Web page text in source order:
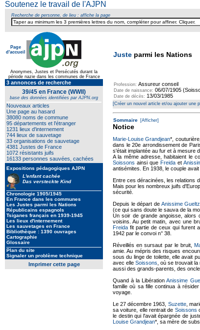
Soutenez le travail de l'AJPN
Recherche de personne, de lieu : affiche la page
Page
d'accueil
Anonymes, Justes et Persécutés durant la
période nazie dans les communes de France
3 annonces de recherche
39/45 en France (WWII)
base des données identifiées par AJPN.org
Nouveaux articles
Une page au hasard
38080 noms de commune
95 départements et l'étranger
1231 lieux d'internement
744 lieux de sauvetage
33 organisations de sauvetage
4381 Justes de France
1072 résistants juifs
16133 personnes sauvées, cachées
Expositions pédagogiques AJPN
L'enfant cachée
Das versteckte Kind
Chronologie 1905/1945
En France dans les communes
Les Justes parmi les Nations
Républicains espagnols
Tsiganes français en 1939-1945
Les lieux d'internement
Les sauvetages en France
Bibliothèque : 1390 ouvrages
Cartographie
Glossaire
Plan du site
Signaler un problème technique
Imprimer cette page
Juste parmi les Nations
Profession: Assureur conseil
Date de naissance: 06/07/1905
Date de décès: 13/03/1985
[Créer un nouvel article et/ou ajouter une
Sommaire [Afficher]
Notice
Marie-Louise Grandjean*,
dans le 20e arrondissement de
s'était implantée au fur et à mesure
A la même adresse, habitaient le
Soissons ainsi que Freida et
antisémites. En 1938, le couple
Entre ces déracinées, les relations
Mais pour les nombreux juifs
sécurité.
Depuis le départ de Anissime
(ce qui sans doute le sauva de la
Un soir de grande angoisse, alors
voisins. Au petit matin, avec une
Freida fit partie de ceux qui furent
1942 par le convoi n° 38.
Réveillés en sursaut par le bruit,
amie. Au mépris des risques
sous du linge de toilette, elle avait
avec elle Soissons , où se trouvait
aussi des grands-parents, des
Quand à la LibérationAnissime
famille où sa fille continua à
voyage.
Le 27 décembre 1963, Suzette,
sa voiture, elle rentrait de Soissons
le destin qui l'avait épargnée de
Louise Grandjean*, sa mère de